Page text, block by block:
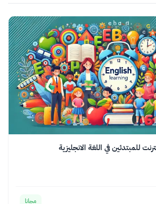
للمبتدئين في اللغة الانجليزية
مجانا